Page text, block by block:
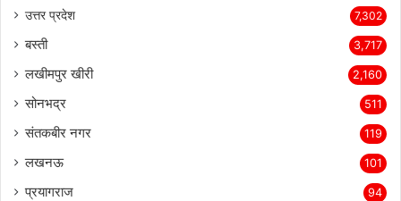
5
7,302
बस्ती 3,717
लखीमपुर खीरी 2,160
सोनभद्र 511
119
101